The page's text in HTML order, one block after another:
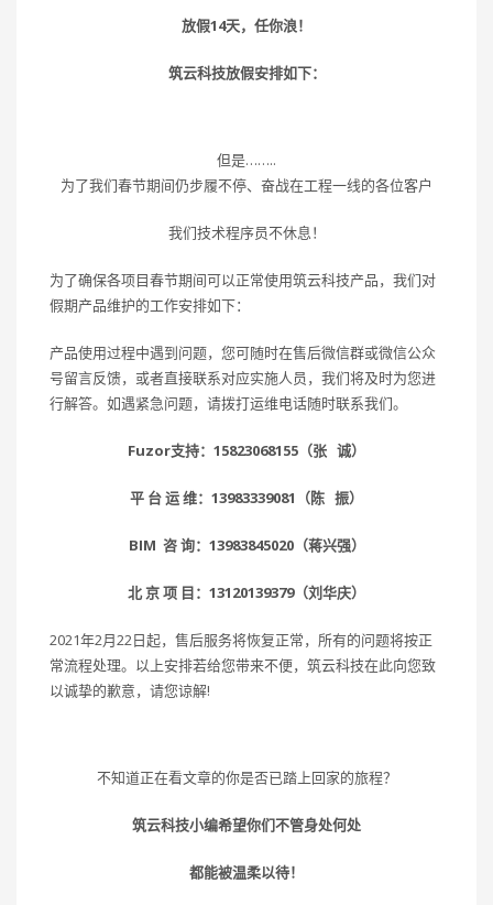
放假14天，任你浪！
筑云科技放假安排如下：
但是……..
为了我们春节期间仍步履不停、奋战在工程一线的各位客户
我们技术程序员不休息！
为了确保各项目春节期间可以正常使用筑云科技产品，我们对
假期产品维护的工作安排如下：
产品使用过程中遇到问题，您可随时在售后微信群或微信公众
号留言反馈，或者直接联系对应实施人员，我们将及时为您进
行解答。如遇紧急问题，请拨打运维电话随时联系我们。
Fuzor支持：15823068155（张 诚）
平 台 运 维：13983339081（陈 振）
BIM 咨 询：13983845020（蒋兴强）
北 京 项 目：13120139379（刘华庆）
2021年2月22日起，售后服务将恢复正常，所有的问题将按正
常流程处理。以上安排若给您带来不便，筑云科技在此向您致
以诚挚的歉意，请您谅解!
不知道正在看文章的你是否已踏上回家的旅程？
筑云科技小编希望你们不管身处何处
都能被温柔以待！